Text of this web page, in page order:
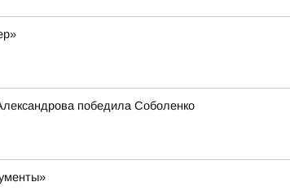
победила Соболенко